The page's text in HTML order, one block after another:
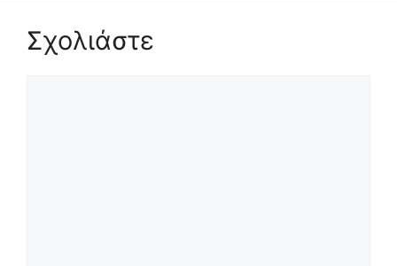
Σχολιάστε